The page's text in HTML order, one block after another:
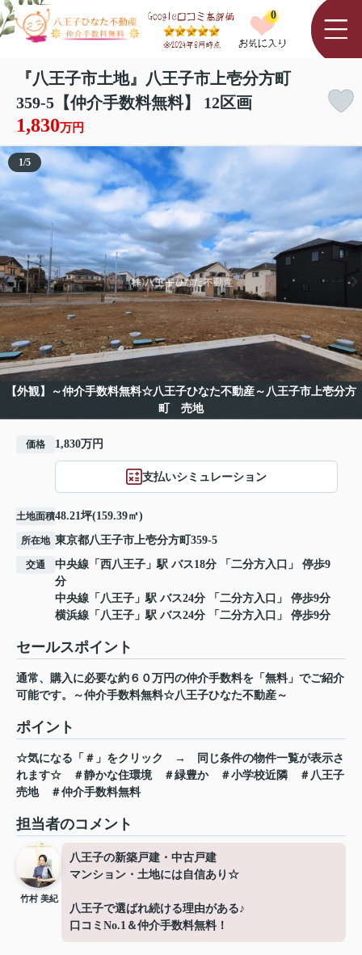
0
『八王子市土地』八王子市上壱分方町
359-5【仲介手数料無料】 12区画
1,830万円
【外観】～仲介手数料無料☆八王子ひなた不動産～八王子市上壱分方
町 売地
1/5
価格 1,830万円
支払いシミュレーション
土地面積48.21坪(159.39㎡)
所在地 東京都八王子市上壱分方町 359-5
交通 中央線 「 西八王子 」駅 バス18分 「二分方入口」 停歩9
分
中央線 「 八王子 」駅 バス24分 「二分方入口」 停歩9分
横浜線 「 八王子 」駅 バス24分 「二分方入口」 停歩9分
セールスポイント
通常、購入に必要な約６０万円の仲介手数料を「無料」でご紹介
可能です。～仲介手数料無料☆八王子ひなた不動産～
ポイント
☆気になる「＃」をクリック →
同じ条件の物件一覧が表示さ
れます☆
＃静かな住環境 ＃緑豊か ＃小学校近隣
＃八王子
売地
＃仲介手数料無料
担当者のコメント
竹村 美紀
八王子の新築戸建・中古戸建
マンション・土地には自信あり☆
八王子で選ばれ続ける理由がある♪
口コミNo.1＆仲介手数料無料！